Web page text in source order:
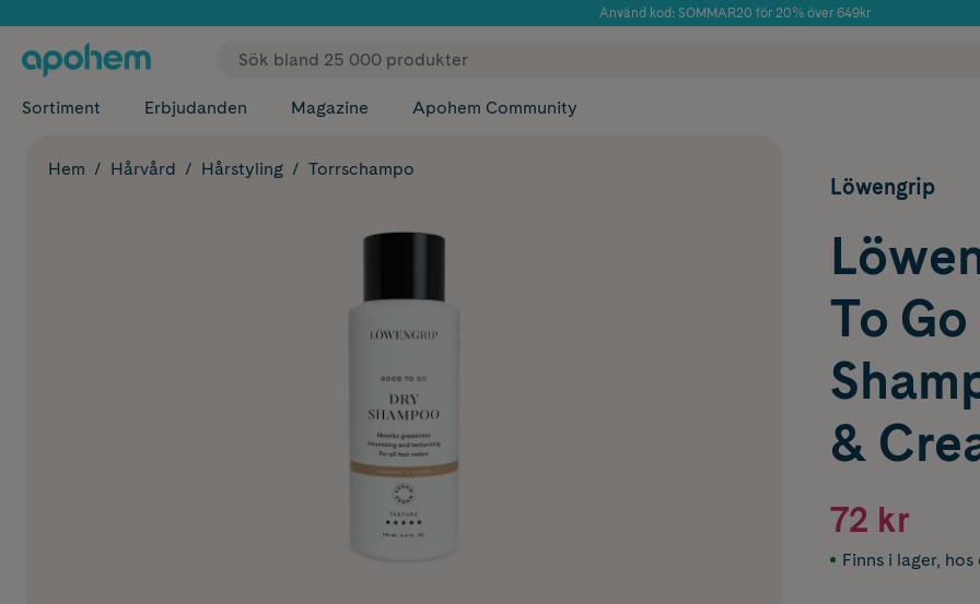
Använd kod: SOMMAR20 för 20% över 649kr
✓ Fri frakt
Sortiment Erbjudanden Magazine Apohem Community
Hem Hårvård Hårstyling Torrschampo
Löwengrip
To
&
72 kr
Finns i lager, hos